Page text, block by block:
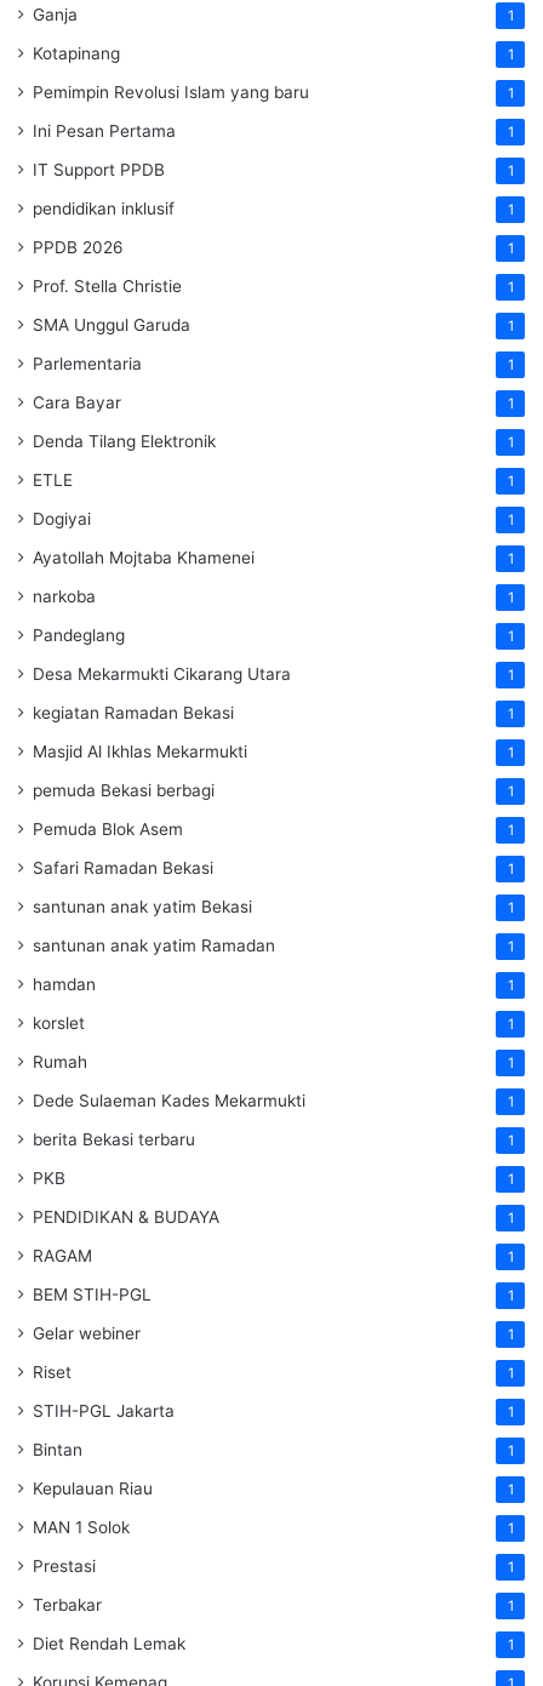
Ganja 1
Kotapinang 1
Pemimpin Revolusi Islam yang baru 1
Ini Pesan Pertama 1
IT Support PPDB 1
pendidikan inklusif 1
PPDB 2026 1
Prof. Stella Christie 1
SMA Unggul Garuda 1
Parlementaria 1
Cara Bayar 1
Denda Tilang Elektronik 1
ETLE 1
Dogiyai 1
Ayatollah Mojtaba Khamenei 1
narkoba 1
Pandeglang 1
Desa Mekarmukti Cikarang Utara 1
kegiatan Ramadan Bekasi 1
Masjid Al Ikhlas Mekarmukti 1
pemuda Bekasi berbagi 1
Pemuda Blok Asem 1
Safari Ramadan Bekasi 1
santunan anak yatim Bekasi 1
santunan anak yatim Ramadan 1
hamdan 1
korslet 1
Rumah 1
Dede Sulaeman Kades Mekarmukti 1
berita Bekasi terbaru 1
PKB 1
PENDIDIKAN & BUDAYA 1
RAGAM 1
BEM STIH-PGL 1
Gelar webiner 1
Riset 1
STIH-PGL Jakarta 1
Bintan 1
Kepulauan Riau 1
MAN 1 Solok 1
Prestasi 1
Terbakar 1
Diet Rendah Lemak 1
Korupsi Kemenag